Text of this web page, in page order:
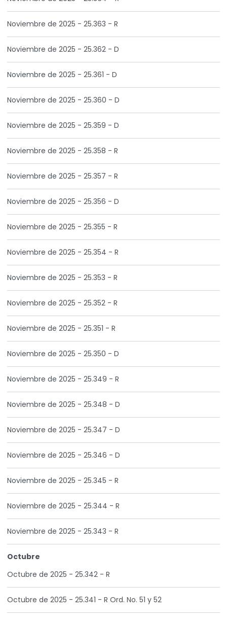
Noviembre de 2025 - 25.363 - R
Noviembre de 2025 - 25.362 - D
Noviembre de 2025 - 25.361 - D
Noviembre de 2025 - 25.360 - D
Noviembre de 2025 - 25.359 - D
Noviembre de 2025 - 25.358 - R
Noviembre de 2025 - 25.357 - R
Noviembre de 2025 - 25.356 - D
Noviembre de 2025 - 25.355 - R
Noviembre de 2025 - 25.354 - R
Noviembre de 2025 - 25.353 - R
Noviembre de 2025 - 25.352 - R
Noviembre de 2025 - 25.351 - R
Noviembre de 2025 - 25.350 - D
Noviembre de 2025 - 25.349 - R
Noviembre de 2025 - 25.348 - D
Noviembre de 2025 - 25.347 - D
Noviembre de 2025 - 25.346 - D
Noviembre de 2025 - 25.345 - R
Noviembre de 2025 - 25.344 - R
Noviembre de 2025 - 25.343 - R
Octubre
Octubre de 2025 - 25.342 - R
Octubre de 2025 - 25.341 - R Ord. No. 51 y 52